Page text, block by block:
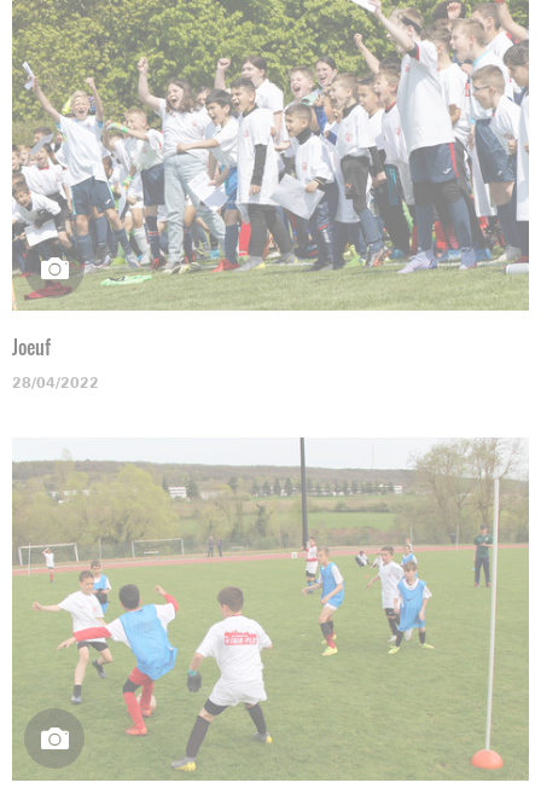
Joeuf
28/04/2022